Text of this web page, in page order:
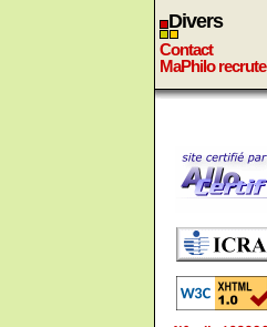
Divers
Contact
MaPhilo recrute